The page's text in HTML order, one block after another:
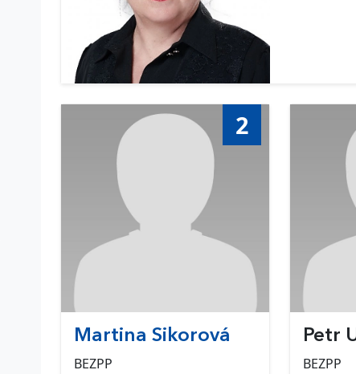
2
Martina Sikorová
BEZPP
Petr
BEZPP